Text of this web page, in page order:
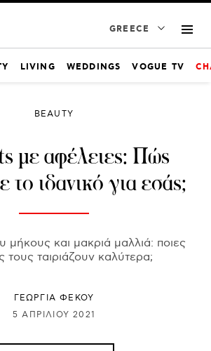
GREECE
LIVING WEDDINGS VOGUE TV
BEAUTY
με αφέλειες: Πώς
το ιδανικό για εσάς;
μήκους και μακριά μαλλιά: ποιες
τους ταιριάζουν καλύτερα;
ΓΕΩΡΓΙΑ ΦΕΚΟΥ
5 ΑΠΡΙΛΊΟΥ 2021